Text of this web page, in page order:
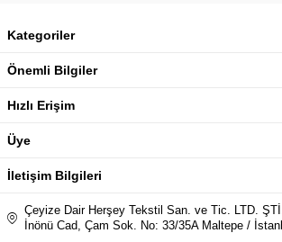
Kategoriler
Önemli Bilgiler
Hızlı Erişim
Üye
İletişim Bilgileri
Çeyize Dair Herşey Tekstil San. ve Tic. LTD.
İnönü Cad, Çam Sok. No: 33/35A Maltepe /